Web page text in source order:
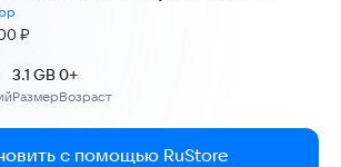
₽
Размер
3.1 GB
Возраст
0+
с помощью RuStore